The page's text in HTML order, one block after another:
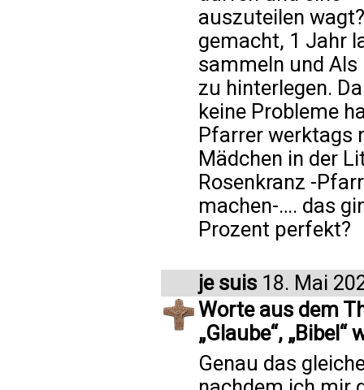
auszuteilen
gemacht, 1 Jahr
sammeln und
zu hinterlegen.
keine Probleme
Pfarrer werktags
Mädchen in der
Rosenkranz -
machen-…. das
Prozent perfekt?
je suis 18. Mai
Worte aus dem
„Glaube“,
Genau das